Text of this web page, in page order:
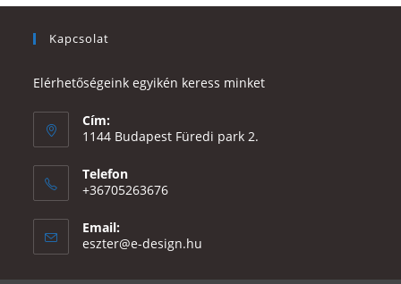
Kapcsolat
Elérhetőségeink egyikén keress minket
Cím:
1144 Budapest Füredi park 2.
Telefon
+36705263676
Email:
eszter@e-design.hu